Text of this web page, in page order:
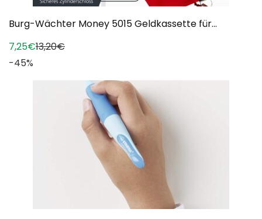
Burg-Wächter Money 5015 Geldkassette für...
7,25€13,20€
-45%